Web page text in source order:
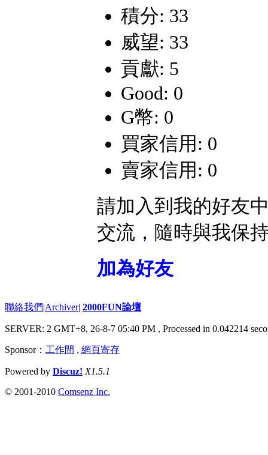
積分: 33
威望: 33
貢獻: 5
Good: 0
G幣: 0
買家信用: 0
賣家信用: 0
請加入到我的好友
交流，隨時與我保
加為好友
聯絡我們|Archiver| 2000FUN論壇
SERVER: 2 GMT+8, 26-8-7 05:40 PM , Processed in 0.042214
Sponsor： 工作間 , 網頁寄存
Powered by Discuz! X1.5.1
© 2001-2010 Comsenz Inc.